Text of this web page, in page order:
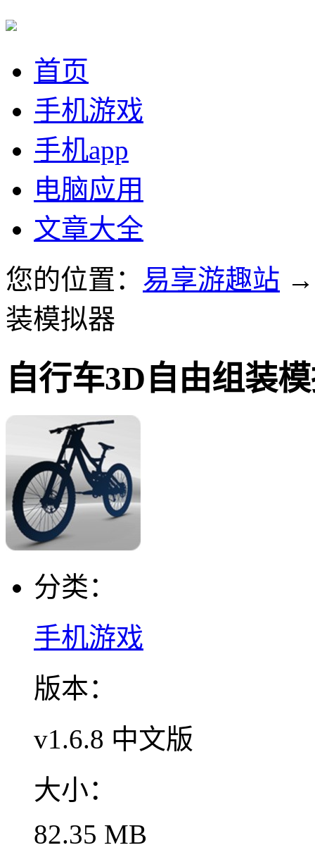
首页
手机游戏
手机app
电脑应用
文章大全
您的位置： 易享游趣站
装模拟器
自行车3D自由组装
分类：
手机游戏
版本：
v1.6.8 中文版
大小：
82.35 MB